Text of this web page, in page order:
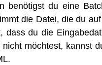
benö­tigst du eine
die Datei, die du
dass du die
möch­test, kannst